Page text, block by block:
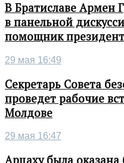
В Братиславе Армен
в панельной
помощник
29 мая 16:49
Секретарь Совета
проведет рабочие
Молдове
29 мая 16:47
Арцаху была